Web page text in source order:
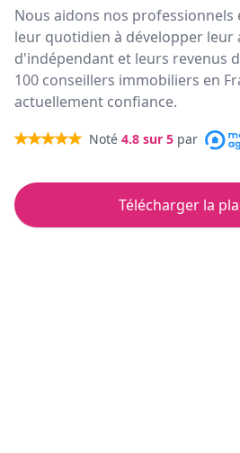
Nous aidons nos
leur quotidien à développer leur
d'indépendant et leurs revenus
100 conseillers immobiliers en
actuellement confiance.
Noté 4.8 sur 5 par
Télécharger la